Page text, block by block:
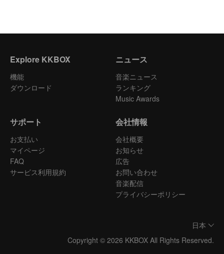
Explore KKBOX
機能
ダウンロード
ニュース
音楽ニュース
ランキング
Music Awards
サポート
お支払い
マイページ
FAQ
サービス利用規約
会社情報
会社概要
お知らせ
広告
お問い合わせ
音楽配信
プライバシーポリシー
日本
Copyright © 2026 KKBOX All Rights Reserved.